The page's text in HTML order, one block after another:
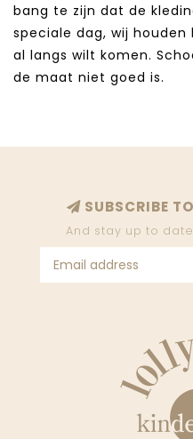
bang te zijn dat de
speciale dag, wij
al langs wilt komen.
de maat niet goed is.
SUBSCRIBE
And stay up to